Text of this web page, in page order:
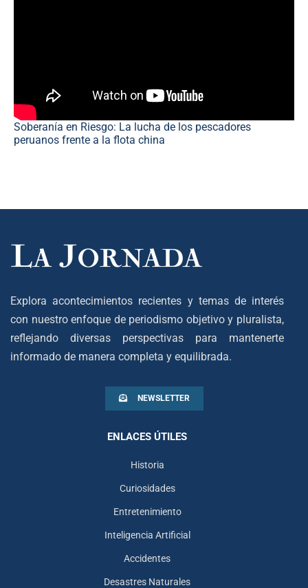
Soberanía en Riesgo: La lucha de los pescadores
peruanos frente a la flota china
Explora acontecimientos recientes y temas de interés
con nuestro enfoque de periodismo objetivo y pluralista,
reflejando diversas perspectivas para mantenerte
informado de manera completa y equilibrada.
NEWSLETTER
ENLACES ÚTILES
Historia
Curiosidades
Entretenimiento
Inteligencia Artificial
Accidentes
Desastres Naturales